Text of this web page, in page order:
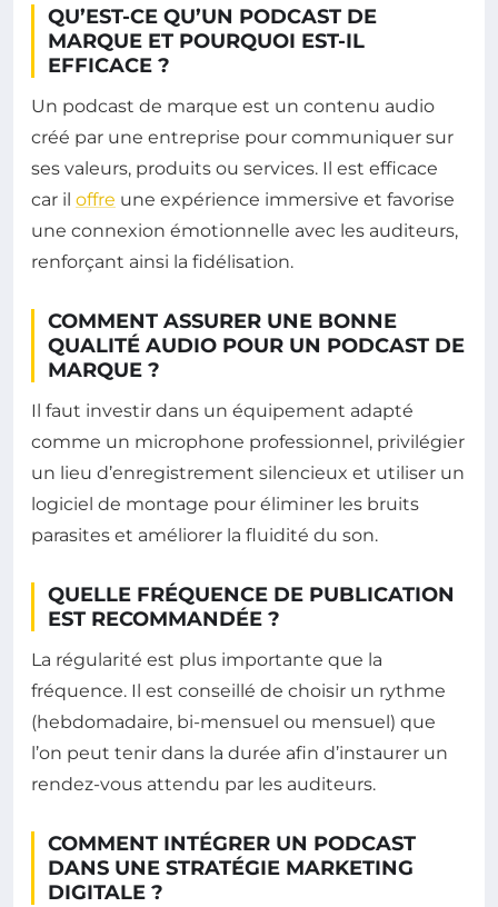
QU’EST-CE QU’UN PODCAST DE
MARQUE ET POURQUOI EST-IL
EFFICACE ?
Un podcast de marque est un contenu audio
créé par une entreprise pour communiquer sur
ses valeurs, produits ou services. Il est efficace
car il offre une expérience immersive et favorise
une connexion émotionnelle avec les auditeurs,
renforçant ainsi la fidélisation.
COMMENT ASSURER UNE BONNE
QUALITÉ AUDIO POUR UN PODCAST DE
MARQUE ?
Il faut investir dans un équipement adapté
comme un microphone professionnel, privilégier
un lieu d’enregistrement silencieux et utiliser un
logiciel de montage pour éliminer les bruits
parasites et améliorer la fluidité du son.
QUELLE FRÉQUENCE DE PUBLICATION
EST RECOMMANDÉE ?
La régularité est plus importante que la
fréquence. Il est conseillé de choisir un rythme
(hebdomadaire, bi-mensuel ou mensuel) que
l’on peut tenir dans la durée afin d’instaurer un
rendez-vous attendu par les auditeurs.
COMMENT INTÉGRER UN PODCAST
DANS UNE STRATÉGIE MARKETING
DIGITALE ?